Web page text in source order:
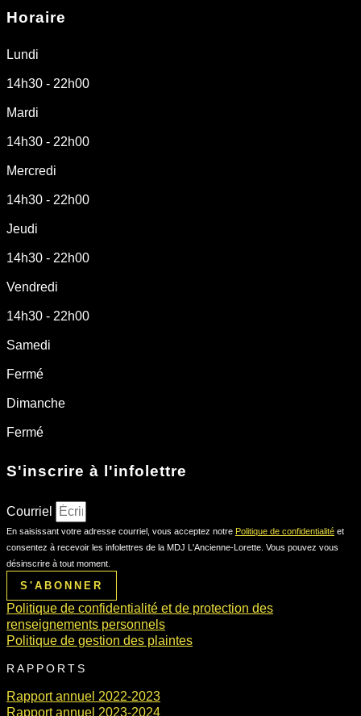
Horaire
Lundi
14h30 - 22h00
Mardi
14h30 - 22h00
Mercredi
14h30 - 22h00
Jeudi
14h30 - 22h00
Vendredi
14h30 - 22h00
Samedi
Fermé
Dimanche
Fermé
S'inscrire à l'infolettre
Courriel
En saisissant votre adresse courriel, vous acceptez notre Politique de confidentialité et
consentez à recevoir les infolettres de la MDJ L'Ancienne-Lorette. Vous pouvez vous
désinscrire à tout moment.
S'ABONNER
Politique de confidentialité et de protection des
renseignements personnels
Politique de gestion des plaintes
RAPPORTS
Rapport annuel 2022-2023
Rapport annuel 2023-2024